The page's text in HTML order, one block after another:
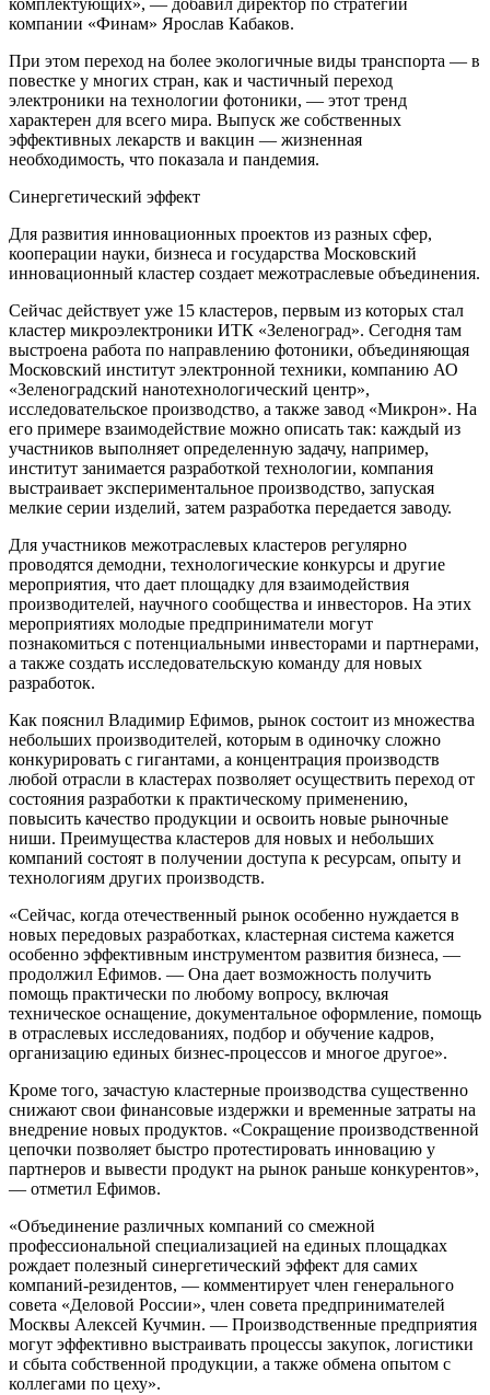
комплектующих», — добавил директор по стратегии
компании «Финам» Ярослав Кабаков.
При этом переход на более экологичные виды транспорта — в
повестке у многих стран, как и частичный переход
электроники на технологии фотоники, — этот тренд
характерен для всего мира. Выпуск же собственных
эффективных лекарств и вакцин — жизненная
необходимость, что показала и пандемия.
Синергетический эффект
Для развития инновационных проектов из разных сфер,
кооперации науки, бизнеса и государства Московский
инновационный кластер создает межотраслевые объединения.
Сейчас действует уже 15 кластеров, первым из которых стал
кластер микроэлектроники ИТК «Зеленоград». Сегодня там
выстроена работа по направлению фотоники, объединяющая
Московский институт электронной техники, компанию АО
«Зеленоградский нанотехнологический центр»,
исследовательское производство, а также завод «Микрон». На
его примере взаимодействие можно описать так: каждый из
участников выполняет определенную задачу, например,
институт занимается разработкой технологии, компания
выстраивает экспериментальное производство, запуская
мелкие серии изделий, затем разработка передается заводу.
Для участников межотраслевых кластеров регулярно
проводятся демодни, технологические конкурсы и другие
мероприятия, что дает площадку для взаимодействия
производителей, научного сообщества и инвесторов. На этих
мероприятиях молодые предприниматели могут
познакомиться с потенциальными инвесторами и партнерами,
а также создать исследовательскую команду для новых
разработок.
Как пояснил Владимир Ефимов, рынок состоит из множества
небольших производителей, которым в одиночку сложно
конкурировать с гигантами, а концентрация производств
любой отрасли в кластерах позволяет осуществить переход от
состояния разработки к практическому применению,
повысить качество продукции и освоить новые рыночные
ниши. Преимущества кластеров для новых и небольших
компаний состоят в получении доступа к ресурсам, опыту и
технологиям других производств.
«Сейчас, когда отечественный рынок особенно нуждается в
новых передовых разработках, кластерная система кажется
особенно эффективным инструментом развития бизнеса, —
продолжил Ефимов. — Она дает возможность получить
помощь практически по любому вопросу, включая
техническое оснащение, документальное оформление, помощь
в отраслевых исследованиях, подбор и обучение кадров,
организацию единых бизнес-процессов и многое другое».
Кроме того, зачастую кластерные производства существенно
снижают свои финансовые издержки и временные затраты на
внедрение новых продуктов. «Сокращение производственной
цепочки позволяет быстро протестировать инновацию у
партнеров и вывести продукт на рынок раньше конкурентов»,
— отметил Ефимов.
«Объединение различных компаний со смежной
профессиональной специализацией на единых площадках
рождает полезный синергетический эффект для самих
компаний-резидентов, — комментирует член генерального
совета «Деловой России», член совета предпринимателей
Москвы Алексей Кучмин. — Производственные предприятия
могут эффективно выстраивать процессы закупок, логистики
и сбыта собственной продукции, а также обмена опытом с
коллегами по цеху».